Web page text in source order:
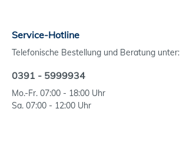
Service-Hotline
Telefonische Bestellung und Beratung unter:
0391 - 5999934
Mo.-Fr. 07:00 - 18:00 Uhr
Sa. 07:00 - 12:00 Uhr